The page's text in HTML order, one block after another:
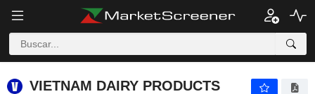
VIETNAM DAIRY PRODUCTS